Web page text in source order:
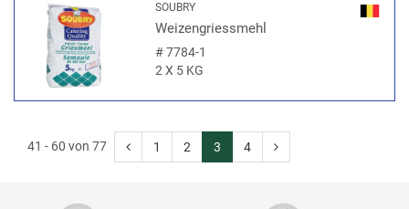
SOUBRY
Weizengriessmehl
#7784-1
2 X 5 KG
41 - 60 von 77 1 2 3 4